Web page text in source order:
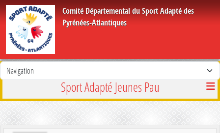
Comité Départemental du Sport Adapté des
Pyrénées-Atlantiques
Sport Adapté Jeunes Pau
Panneau de gestion des cookies